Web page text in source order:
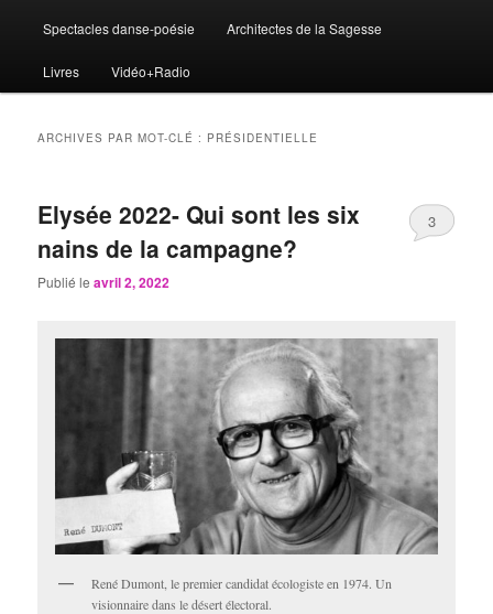
au
contenu
principal
au
contenu
secondaire
Spectacles danse-poésie Architectes de la Sagesse
Livres Vidéo+Radio
ARCHIVES PAR MOT-CLÉ : PRÉSIDENTIELLE
Elysée 2022- Qui sont les six
nains de la campagne?
Publié leavril 2, 2022
3
René Dumont, le premier candidat écologiste en 1974. Un
visionnaire dans le désert électoral.